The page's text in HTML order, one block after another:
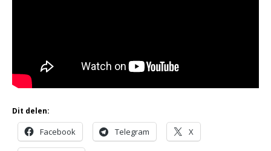
Dit delen:
Facebook Telegram X